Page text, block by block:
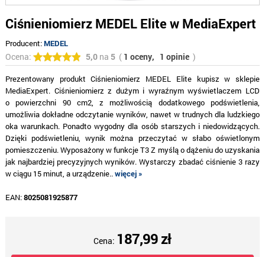
Ciśnieniomierz MEDEL Elite w MediaExpert
Producent:MEDEL
Ocena: 5,0na 5( 1 oceny, 1 opinie )
Prezentowany produkt Ciśnieniomierz MEDEL Elite kupisz w sklepie
MediaExpert. Ciśnieniomierz z dużym i wyraźnym wyświetlaczem LCD
o powierzchni 90 cm2, z możliwością dodatkowego podświetlenia,
umożliwia dokładne odczytanie wyników, nawet w trudnych dla ludzkiego
oka warunkach. Ponadto wygodny dla osób starszych i niedowidzących.
Dzięki podświetleniu, wynik można przeczytać w słabo oświetlonym
pomieszczeniu. Wyposażony w funkcje T3 Z myślą o dążeniu do uzyskania
jak najbardziej precyzyjnych wyników. Wystarczy zbadać ciśnienie 3 razy
w ciągu 15 minut, a urządzenie..więcej »
EAN:8025081925877
Cena: 187,99 zł